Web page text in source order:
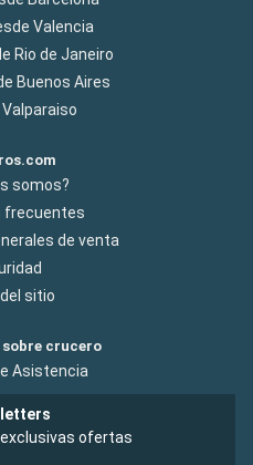
Valencia
Rio de Janeiro
Buenos Aires
somos?
frecuentes
de venta
sitio
crucero
Asistencia
ofertas